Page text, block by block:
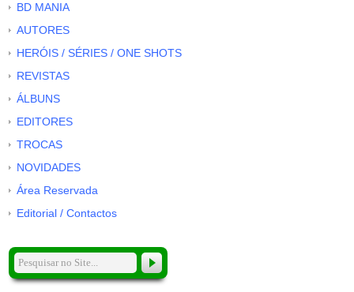
BD MANIA
AUTORES
HERÓIS / SÉRIES / ONE SHOTS
REVISTAS
ÁLBUNS
EDITORES
TROCAS
NOVIDADES
Área Reservada
Editorial / Contactos